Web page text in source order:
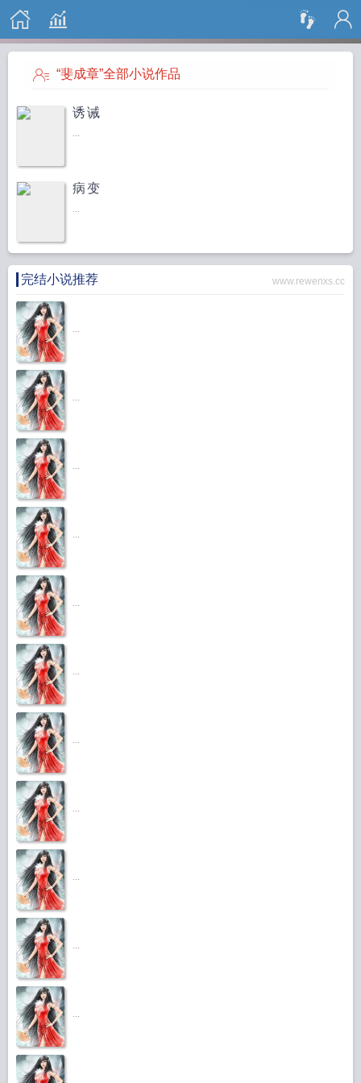
搜 索
“斐成章”全部小说作品
诱诫
...
病变
...
完结小说推荐 www.rewenxs.cc
...
...
...
...
...
...
...
...
...
...
...